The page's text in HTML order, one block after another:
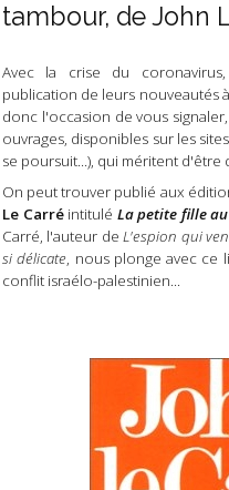
tambour, de John
Avec la crise du
publication de leurs nouveautés
donc l'occasion de vous
ouvrages, disponibles sur les
se poursuit...), qui méritent
On peut trouver publié aux
Le Carréintitulé La petite fille
Carré, l'auteur deL'espion qui
si délicate, nous plonge avec ce
conflit israélo-palestinien...